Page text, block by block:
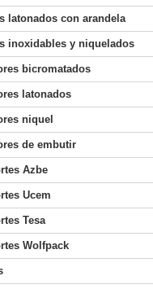
latonados con arandela
inoxidables y niquelados
bicromatados
latonados
niquel
de embutir
Azbe
Ucem
Tesa
Wolfpack